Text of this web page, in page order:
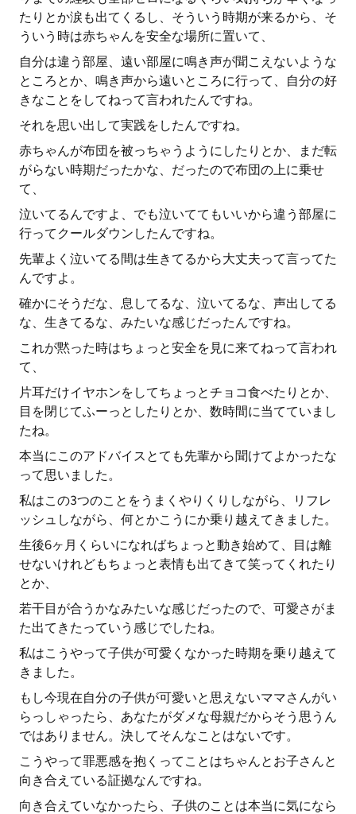
たりとか涙も出てくるし、そういう時期が来るから、そ
ういう時は赤ちゃんを安全な場所に置いて、
自分は違う部屋、遠い部屋に鳴き声が聞こえないような
ところとか、鳴き声から遠いところに行って、自分の好
きなことをしてねって言われたんですね。
それを思い出して実践をしたんですね。
赤ちゃんが布団を被っちゃうようにしたりとか、まだ転
がらない時期だったかな、だったので布団の上に乗せ
て、
泣いてるんですよ、でも泣いててもいいから違う部屋に
行ってクールダウンしたんですね。
先輩よく泣いてる間は生きてるから大丈夫って言ってた
んですよ。
確かにそうだな、息してるな、泣いてるな、声出してる
な、生きてるな、みたいな感じだったんですね。
これが黙った時はちょっと安全を見に来てねって言われ
て、
片耳だけイヤホンをしてちょっとチョコ食べたりとか、
目を閉じてふーっとしたりとか、数時間に当てていまし
たね。
本当にこのアドバイスとても先輩から聞けてよかったな
って思いました。
私はこの3つのことをうまくやりくりしながら、リフレ
ッシュしながら、何とかこうにか乗り越えてきました。
生後6ヶ月くらいになればちょっと動き始めて、目は離
せないけれどもちょっと表情も出てきて笑ってくれたり
とか、
若干目が合うかなみたいな感じだったので、可愛さがま
た出てきたっていう感じでしたね。
私はこうやって子供が可愛くなかった時期を乗り越えて
きました。
もし今現在自分の子供が可愛いと思えないママさんがい
らっしゃったら、あなたがダメな母親だからそう思うん
ではありません。決してそんなことはないです。
こうやって罪悪感を抱くってことはちゃんとお子さんと
向き合えている証拠なんですね。
向き合えていなかったら、子供のことは本当に気になら